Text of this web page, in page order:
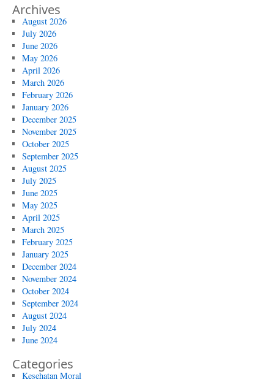
Archives
August 2026
July 2026
June 2026
May 2026
April 2026
March 2026
February 2026
January 2026
December 2025
November 2025
October 2025
September 2025
August 2025
July 2025
June 2025
May 2025
April 2025
March 2025
February 2025
January 2025
December 2024
November 2024
October 2024
September 2024
August 2024
July 2024
June 2024
Categories
Kesehatan Moral